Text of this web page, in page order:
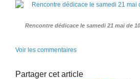
Rencontre dédicace le samedi 21 mai de
Voir les commentaires
Partager cet article